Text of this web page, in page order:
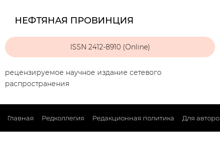
НЕФТЯНАЯ ПРОВИНЦИЯ
ISSN 2412-8910 (Online)
рецензируемое научное издание сетевого
распространения
Главная Редколлегия Редакционная политика Для